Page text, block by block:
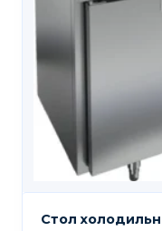
Стол